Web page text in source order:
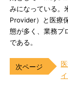
みになっている。
Provider）と医療
態が多く、業務プ
である。